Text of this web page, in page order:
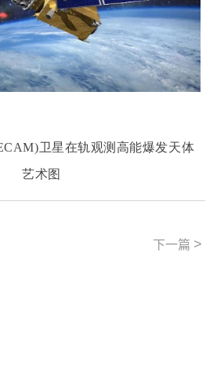
卫星在轨观测高能爆发天体
艺术图
下一篇 >